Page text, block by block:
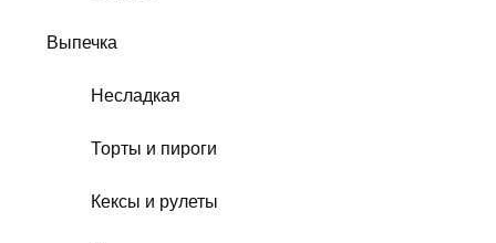
Выпечка
Несладкая
Торты и пироги
Кексы и рулеты